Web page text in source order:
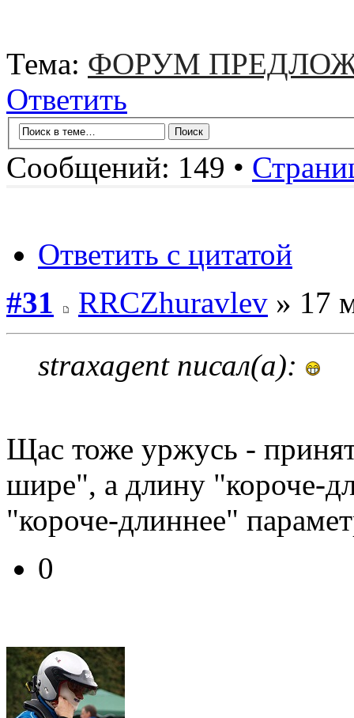
Тема: ФОРУМ
Ответить
Сообщений: 149 •
Ответить с цитатой
#31
RRCZhuravlev » 17
straxagent писал(а):
Щас тоже уржусь -
шире", а длину "короче-
"короче-длиннее"
0